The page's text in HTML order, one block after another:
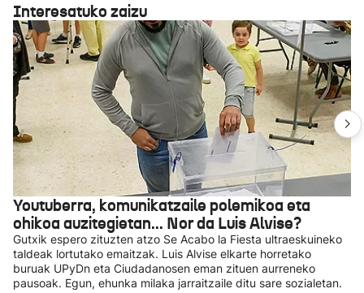
Interesatuko zaizu
Youtuberra, komunikatzaile polemikoa eta
ohikoa auzitegietan... Nor da Luis Alvise?
Gutxik espero zituzten atzo Se Acabo la Fiesta ultraeskuineko
taldeak lortutako emaitzak. Luis Alvise elkarte horretako
buruak UPyDn eta Ciudadanosen eman zituen aurreneko
pausoak. Egun, ehunka milaka jarraitzaile ditu sare sozialetan.